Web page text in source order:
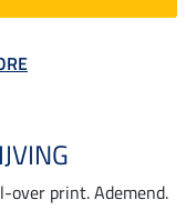
over print. Ademend.